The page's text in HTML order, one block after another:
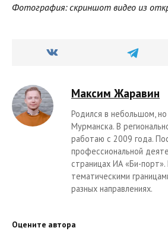
Фотография: скриншот видео из
Максим Жаравин
Родился в небольшом,
Мурманска. В
работаю с 2009 года.
профессиональной
страницах ИА «Би-
тематическими
разных направлениях.
Оцените автора